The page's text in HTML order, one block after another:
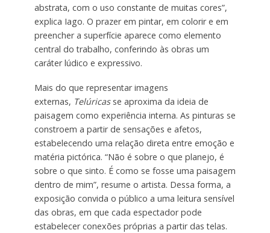
abstrata, com o uso constante de muitas cores”,
explica Iago. O prazer em pintar, em colorir e em
preencher a superfície aparece como elemento
central do trabalho, conferindo às obras um
caráter lúdico e expressivo.
Mais do que representar imagens
externas, Telúricasse aproxima da ideia de
paisagem como experiência interna. As pinturas se
constroem a partir de sensações e afetos,
estabelecendo uma relação direta entre emoção e
matéria pictórica. “Não é sobre o que planejo, é
sobre o que sinto. É como se fosse uma paisagem
dentro de mim”, resume o artista. Dessa forma, a
exposição convida o público a uma leitura sensível
das obras, em que cada espectador pode
estabelecer conexões próprias a partir das telas.